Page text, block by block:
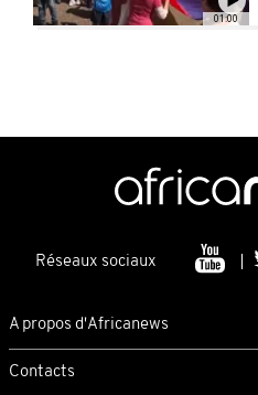
01:00
Réseaux sociaux
A propos d'Africanews
Contacts